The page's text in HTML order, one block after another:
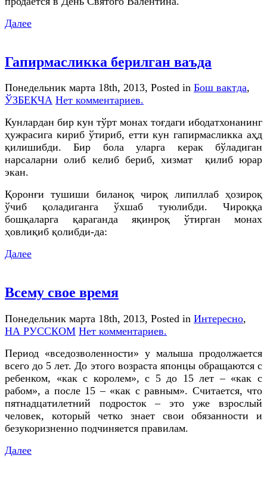
Далее
Гапирмасликка берилган ваъда
Понедельник марта 18th, 2013, Posted in Бош вактда,
ЎЗБЕКЧА Нет комментариев.
Кунлардан бир кун тўрт монах тоғдаги ибодатхонанинг
ҳужрасига кириб ўтириб, етти кун гапирмасликка аҳд
қилишибди. Бир бола уларга керак бўладиган
нарсаларни олиб келиб бериб, хизмат қилиб юрар
экан.
Қоронғи тушиши биланоқ чироқ липиллаб ҳозироқ
ўчиб қоладиганга ўхшаб туюлибди. Чироққа
бошқаларга қараганда яқинроқ ўтирган монах
ҳовлиқиб қолибди-да:
Далее
Всему свое время
Понедельник марта 18th, 2013, Posted in Интересно,
НА РУССКОМ Нет комментариев.
Период «вседозволенности» у малыша продолжается
всего до 5 лет. До этого возраста японцы обращаются с
ребенком, «как с королем», с 5 до 15 лет – «как с
рабом», а после 15 – «как с равным». Считается, что
пятнадцатилетний подросток – это уже взрослый
человек, который четко знает свои обязанности и
безукоризненно подчиняется правилам.
Далее